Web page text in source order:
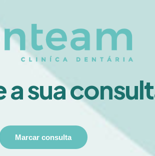
a sua
Marcar consulta